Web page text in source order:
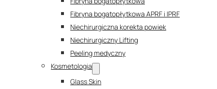
Fibryna bogatopłytkowa APRF i IPRF
Niechirurgiczna korekta powiek
Niechirurgiczny Lifting
Peeling medyczny
Kosmetologia
Glass Skin